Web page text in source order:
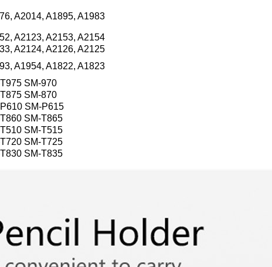
A2014, A1895, A1983
A2123, A2153, A2154
A2124, A2126, A2125
A1954, A1822, A1823
SM-970
SM-870
SM-P615
SM-T865
SM-T515
SM-T725
SM-T835